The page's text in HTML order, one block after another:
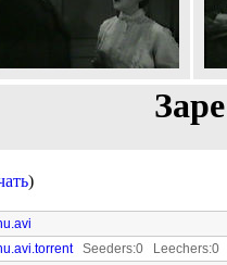
)
Seeders:0 Leechers:0